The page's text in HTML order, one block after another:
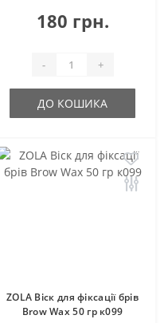
180 грн.
- +
ДО КОШИКА
ZOLA Віск для фіксації брів
Brow Wax 50 гр к099